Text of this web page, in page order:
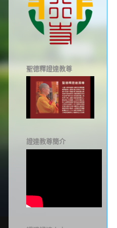
聖德釋證達教尊
證達教尊簡介